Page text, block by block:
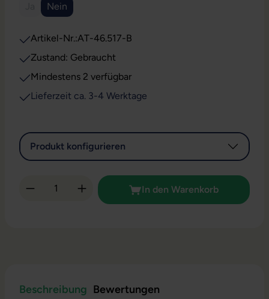
(Diese Option ist zurzeit nicht verfügbar.)
Nein
Artikel-Nr.:AT-46.517-B
Zustand: Gebraucht
Mindestens 2 verfügbar
Lieferzeit ca. 3-4 Werktage
Produkt konfigurieren
Produkt Anzahl: Gib den gewünschten
In den Warenkorb
Beschreibung Bewertungen